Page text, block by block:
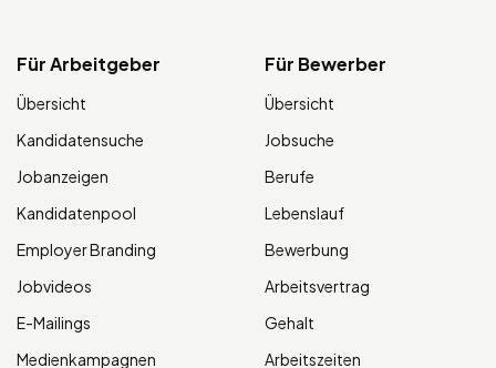
Für Arbeitgeber
Übersicht
Kandidatensuche
Jobanzeigen
Kandidatenpool
Employer Branding
Jobvideos
E-Mailings
Medienkampagnen
Für Bewerber
Übersicht
Jobsuche
Berufe
Lebenslauf
Bewerbung
Arbeitsvertrag
Gehalt
Arbeitszeiten